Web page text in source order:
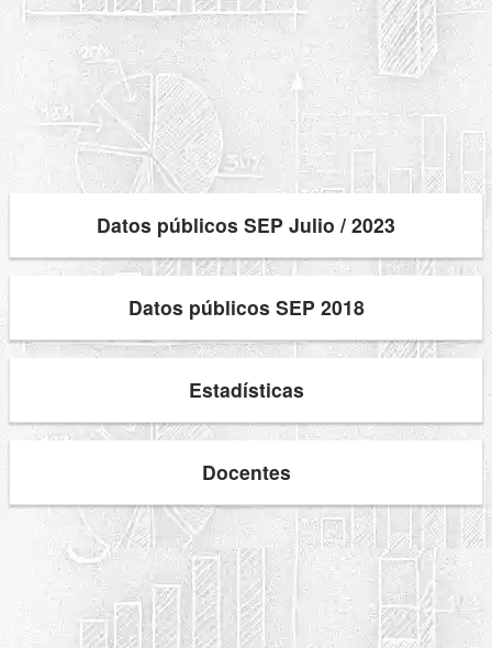
Datos públicos SEP Julio / 2023
Datos públicos SEP 2018
Estadísticas
Docentes